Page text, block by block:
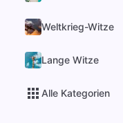
Weltkrieg-Witze
Lange Witze
Alle Kategorien